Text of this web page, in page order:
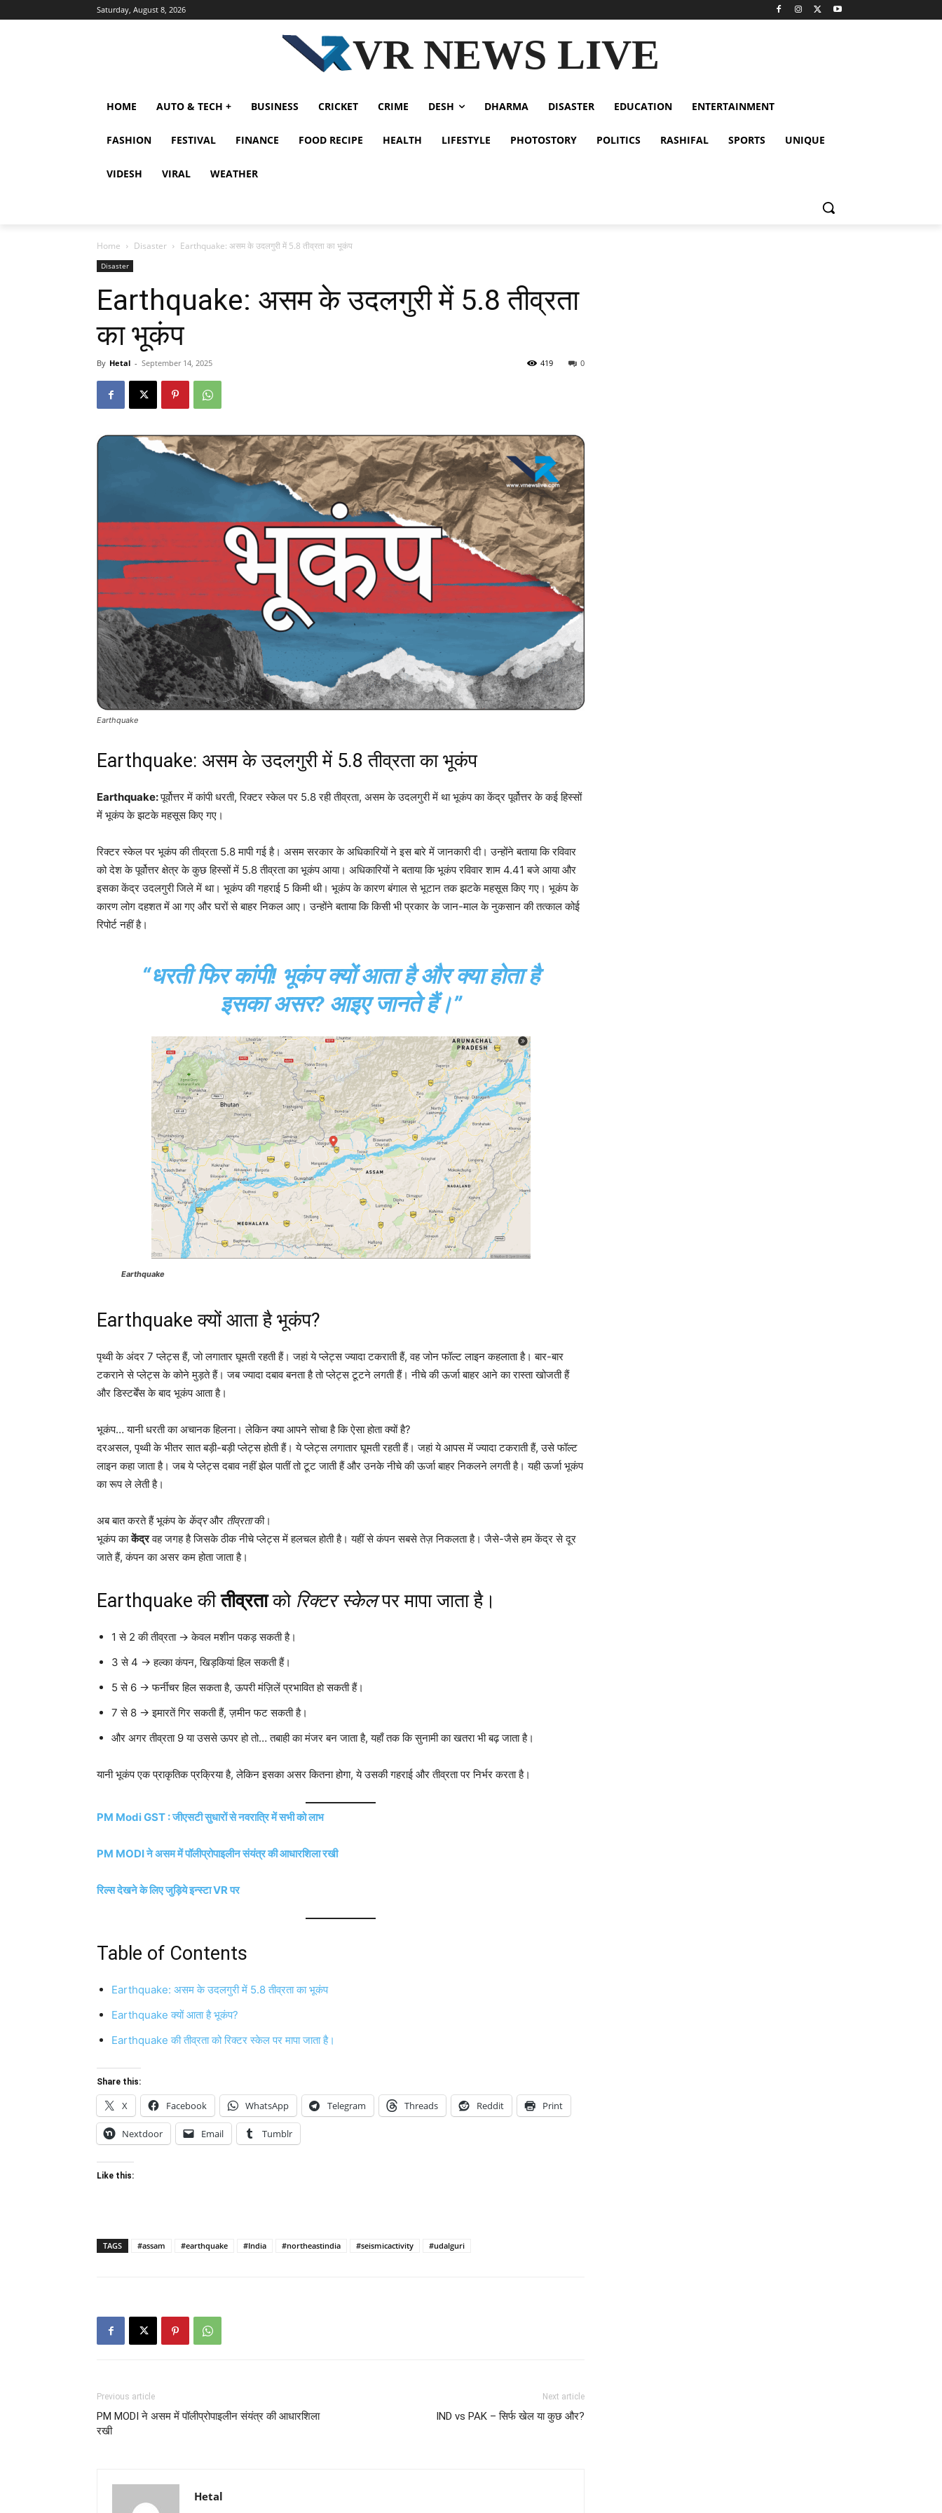
Saturday, August 8, 2026
VR NEWS LIVE
HOME AUTO & TECH + BUSINESS CRICKET CRIME DESH DHARMA DISASTER EDUCATION ENTERTAINMENT
FASHION FESTIVAL FINANCE FOOD RECIPE HEALTH LIFESTYLE PHOTOSTORY POLITICS RASHIFAL SPORTS UNIQUE
VIDESH VIRAL WEATHER
Home Disaster Earthquake: असम के उदलगुरी में 5.8 तीव्रता का भूकंप
Disaster
Earthquake: असम के उदलगुरी में 5.8 तीव्रता
का भूकंप
By Hetal - September 14, 2025 0
419
Earthquake
Earthquake: असम के उदलगुरी में 5.8 तीव्रता का भूकंप
Earthquake:पूर्वोत्तर में कांपी धरती, रिक्टर स्केल पर 5.8 रही तीव्रता, असम के उदलगुरी में था भूकंप का केंद्र पूर्वोत्तर के कई हिस्सों
में भूकंप के झटके महसूस किए गए।
रिक्टर स्केल पर भूकंप की तीव्रता 5.8 मापी गई है। असम सरकार के अधिकारियों ने इस बारे में जानकारी दी। उन्होंने बताया कि रविवार
को देश के पूर्वोत्तर क्षेत्र के कुछ हिस्सों में 5.8 तीव्रता का भूकंप आया। अधिकारियों ने बताया कि भूकंप रविवार शाम 4.41 बजे आया और
इसका केंद्र उदलगुरी जिले में था। भूकंप की गहराई 5 किमी थी। भूकंप के कारण बंगाल से भूटान तक झटके महसूस किए गए। भूकंप के
कारण लोग दहशत में आ गए और घरों से बाहर निकल आए। उन्होंने बताया कि किसी भी प्रकार के जान-माल के नुकसान की तत्काल कोई
रिपोर्ट नहीं है।
“धरती फिर कांपी! भूकंप क्यों आता है और क्या होता है
इसका असर? आइए जानते हैं।”
Earthquake
Earthquake क्यों आता है भूकंप?
पृथ्वी के अंदर 7 प्लेट्स हैं, जो लगातार घूमती रहती हैं। जहां ये प्लेट्स ज्यादा टकराती हैं, वह जोन फॉल्ट लाइन कहलाता है। बार-बार
टकराने से प्लेट्स के कोने मुड़ते हैं। जब ज्यादा दबाव बनता है तो प्लेट्स टूटने लगती हैं। नीचे की ऊर्जा बाहर आने का रास्ता खोजती हैं
और डिस्टर्बेंस के बाद भूकंप आता है।
भूकंप… यानी धरती का अचानक हिलना। लेकिन क्या आपने सोचा है कि ऐसा होता क्यों है?
दरअसल, पृथ्वी के भीतर सात बड़ी-बड़ी प्लेट्स होती हैं। ये प्लेट्स लगातार घूमती रहती हैं। जहां ये आपस में ज्यादा टकराती हैं, उसे फॉल्ट
लाइन कहा जाता है। जब ये प्लेट्स दबाव नहीं झेल पातीं तो टूट जाती हैं और उनके नीचे की ऊर्जा बाहर निकलने लगती है। यही ऊर्जा भूकंप
का रूप ले लेती है।
अब बात करते हैं भूकंप के केंद्रऔर तीव्रताकी।
भूकंप काकेंद्रवह जगह है जिसके ठीक नीचे प्लेट्स में हलचल होती है। यहीं से कंपन सबसे तेज़ निकलता है। जैसे-जैसे हम केंद्र से दूर
जाते हैं, कंपन का असर कम होता जाता है।
Earthquake कीतीव्रताको रिक्टर स्केलपर मापा जाता है।
1 से 2 की तीव्रता → केवल मशीन पकड़ सकती है।
3 से 4 → हल्का कंपन, खिड़कियां हिल सकती हैं।
5 से 6 → फर्नीचर हिल सकता है, ऊपरी मंज़िलें प्रभावित हो सकती हैं।
7 से 8 → इमारतें गिर सकती हैं, ज़मीन फट सकती है।
और अगर तीव्रता 9 या उससे ऊपर हो तो… तबाही का मंजर बन जाता है, यहाँ तक कि सुनामी का खतरा भी बढ़ जाता है।
यानी भूकंप एक प्राकृतिक प्रक्रिया है, लेकिन इसका असर कितना होगा, ये उसकी गहराई और तीव्रता पर निर्भर करता है।
PM Modi GST : जीएसटी सुधारों से नवरात्रि में सभी को लाभ
PM MODI ने असम में पॉलीप्रोपाइलीन संयंत्र की आधारशिला रखी
रिल्स देखने के लिए जुड़िये इन्स्टा VR पर
Table of Contents
Earthquake: असम के उदलगुरी में 5.8 तीव्रता का भूकंप
Earthquake क्यों आता है भूकंप?
Earthquake की तीव्रता को रिक्टर स्केल पर मापा जाता है।
Share this:
X Facebook WhatsApp Telegram Threads Reddit Print
Nextdoor Email Tumblr
Like this:
TAGS #assam #earthquake #India #northeastindia #seismicactivity #udalguri
Previous article
PM MODI ने असम में पॉलीप्रोपाइलीन संयंत्र की आधारशिला
रखी
Next article
IND vs PAK – सिर्फ खेल या कुछ और?
Hetal